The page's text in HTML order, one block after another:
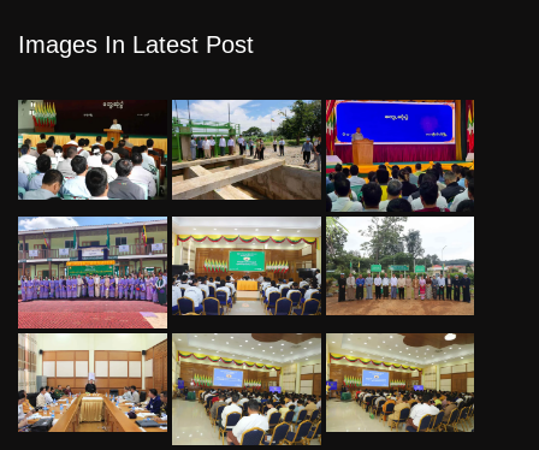
Images In Latest Post